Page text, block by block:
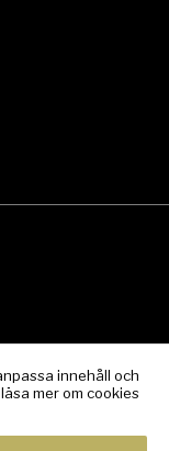
innehåll och
mer om cookies